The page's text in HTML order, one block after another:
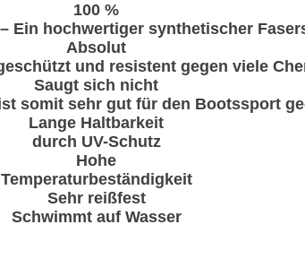
100 %
Ein hochwertiger synthetischer
Absolut
und resistent gegen viele
Saugt sich nicht
somit sehr gut für den Bootssport
Lange Haltbarkeit
durch UV-Schutz
Hohe
Temperaturbeständigkeit
Sehr reißfest
Schwimmt auf Wasser